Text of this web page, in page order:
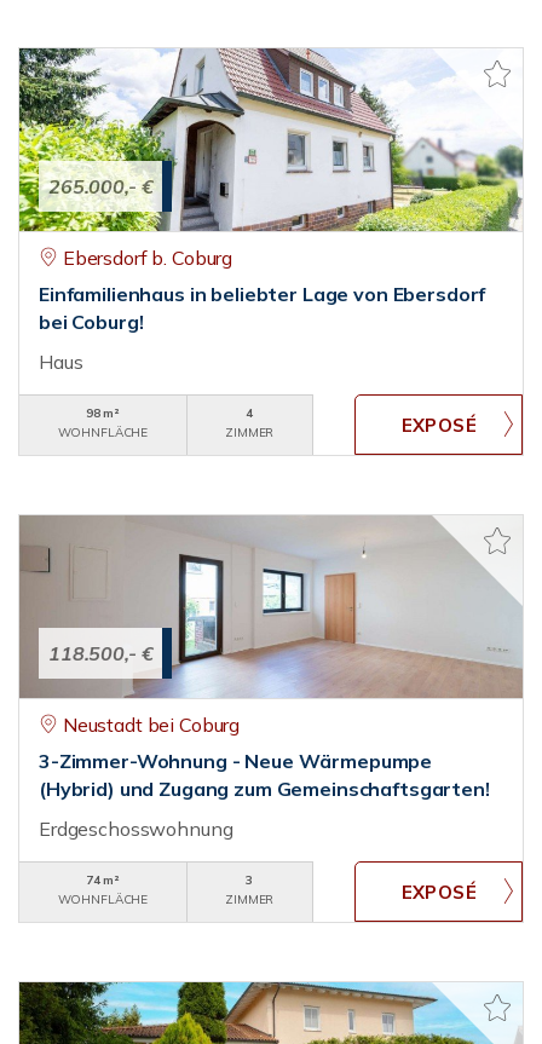
265.000,- €
Ebersdorf b. Coburg
Einfamilienhaus in beliebter Lage von Ebersdorf
bei Coburg!
Haus
98 m²
WOHNFLÄCHE
4
ZIMMER
118.500,- €
Neustadt bei Coburg
3-Zimmer-Wohnung - Neue Wärmepumpe
(Hybrid) und Zugang zum Gemeinschaftsgarten!
Erdgeschosswohnung
74 m²
WOHNFLÄCHE
3
ZIMMER